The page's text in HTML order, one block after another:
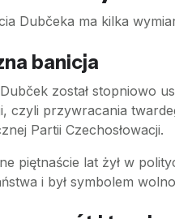
Dubčeka ma kilka
banicja
został stopniowo
czyli przywracania
Partii Czechosłowacji.
piętnaście lat żył w
i był symbolem